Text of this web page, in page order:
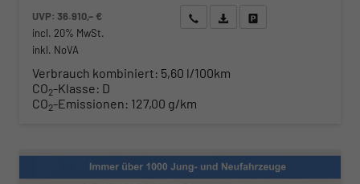
UVP:36.910,– €
incl. 20% MwSt.
inkl. NoVA
Wir rufen Sie anAngebot drucken (PDF)
Verbrauch kombiniert: 5,60 l/100km
CO2-Klasse: D
CO2-Emissionen: 127,00 g/km